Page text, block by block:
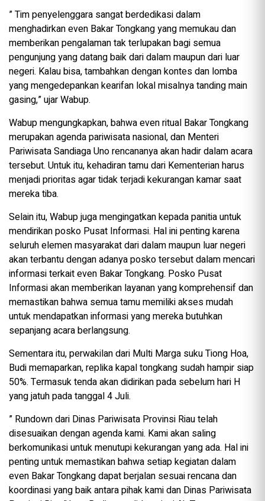
” Tim penyelenggara sangat berdedikasi dalam
menghadirkan even Bakar Tongkang yang memukau dan
memberikan pengalaman tak terlupakan bagi semua
pengunjung yang datang baik dari dalam maupun dari luar
negeri. Kalau bisa, tambahkan dengan kontes dan lomba
yang mengedepankan kearifan lokal misalnya tanding main
gasing,” ujar Wabup.
Wabup mengungkapkan, bahwa even ritual Bakar Tongkang
merupakan agenda pariwisata nasional, dan Menteri
Pariwisata Sandiaga Uno rencananya akan hadir dalam acara
tersebut. Untuk itu, kehadiran tamu dari Kementerian harus
menjadi prioritas agar tidak terjadi kekurangan kamar saat
mereka tiba.
Selain itu, Wabup juga mengingatkan kepada panitia untuk
mendirikan posko Pusat Informasi. Hal ini penting karena
seluruh elemen masyarakat dari dalam maupun luar negeri
akan terbantu dengan adanya posko tersebut dalam mencari
informasi terkait even Bakar Tongkang. Posko Pusat
Informasi akan memberikan layanan yang komprehensif dan
memastikan bahwa semua tamu memiliki akses mudah
untuk mendapatkan informasi yang mereka butuhkan
sepanjang acara berlangsung.
Sementara itu, perwakilan dari Multi Marga suku Tiong Hoa,
Budi memaparkan, replika kapal tongkang sudah hampir siap
50%. Termasuk tenda akan didirikan pada sebelum hari H
yang jatuh pada tanggal 4 Juli.
” Rundown dari Dinas Pariwisata Provinsi Riau telah
disesuaikan dengan agenda kami. Kami akan saling
berkomunikasi untuk menutupi kekurangan yang ada. Hal ini
penting untuk memastikan bahwa setiap kegiatan dalam
even Bakar Tongkang dapat berjalan sesuai rencana dan
koordinasi yang baik antara pihak kami dan Dinas Pariwisata